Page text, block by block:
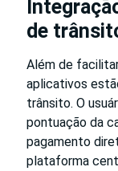
de
Além de
aplicativos
trânsito. O
pontuação da
pagamento
plataforma